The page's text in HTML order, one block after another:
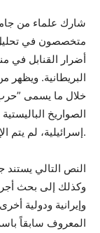
شارك علماء من
متخصصون في تحليل
أضرار القنابل في
البريطانية. ويظهر
الصواريخ
إسرائيلية، لم يتم الإعلان عنها حتى الآن.
النص التالي يستند
وكذلك إلى بحث
وإيرانية ودولية